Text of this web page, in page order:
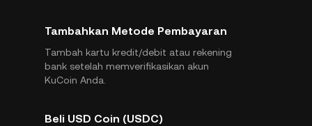
Tambahkan Metode Pembayaran
Tambah kartu kredit/debit atau rekening
bank setelah memverifikasikan akun
KuCoin Anda.
Beli USD Coin (USDC)